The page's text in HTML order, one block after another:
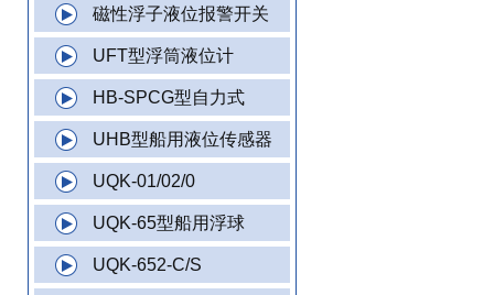
磁性浮子液位报警开关
UFT型浮筒液位计
HB-SPCG型自力式
UHB型船用液位传感器
UQK-01/02/0
UQK-65型船用浮球
UQK-652-C/S